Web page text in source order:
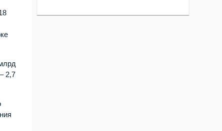
2,7